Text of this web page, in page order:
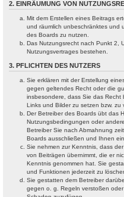
2. EINRÄUMUNG VON
Mit dem Erstellen eines Beitrags
und räumlich unbeschränktes und
des Boards zu nutzen.
Das Nutzungsrecht nach Punkt 2,
Nutzungsvertrages bestehen.
3. PFLICHTEN DES NUTZERS
Sie erklären mit der Erstellung
gegen geltendes Recht oder die
insbesondere, dass Sie das
Links und Bilder zu setzen bzw. zu
Der Betreiber des Boards übt das
Nutzungsbedingungen oder
Betreiber Sie nach Abmahnung
Boards ausschließen und Ihnen
Sie nehmen zur Kenntnis, dass
von Beiträgen übernimmt, die er
Kenntnis genommen hat. Sie
und Funktionen jederzeit zu
Sie gestatten dem Betreiber
gegen o. g. Regeln verstoßen